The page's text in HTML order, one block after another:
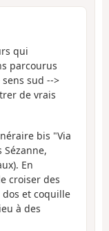
qui
parcourus
sud -->
de vrais
bis "Via
Sézanne,
En
croiser des
dos et coquille
à des